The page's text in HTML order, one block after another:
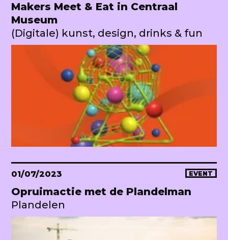
Makers Meet & Eat in Centraal
Museum
(Digitale) kunst, design, drinks & fun
01/07/2023 EVENT
Opruimactie met de Plandelman
Plandelen